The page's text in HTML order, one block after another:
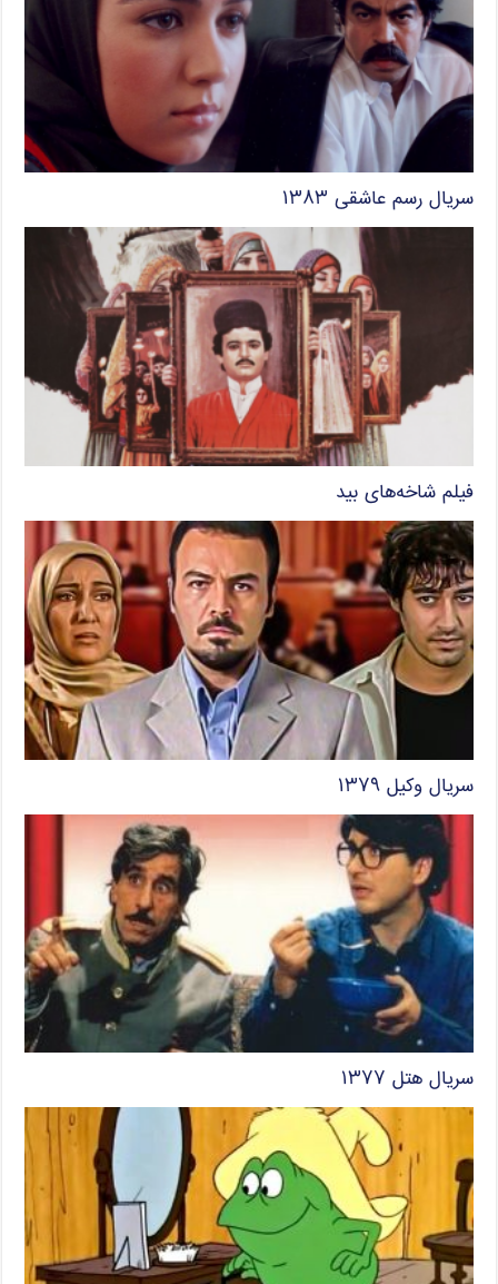
سریال رسم عاشقی ۱۳۸۳
فیلم شاخه‌های بید
سریال وکیل ۱۳۷۹
سریال هتل ۱۳۷۷